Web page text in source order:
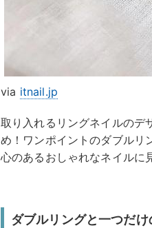
via itnail.jp
取り入れるリングネイルのデ
め！ワンポイントのダブルリ
心のあるおしゃれなネイルに
ダブルリングと一つだ